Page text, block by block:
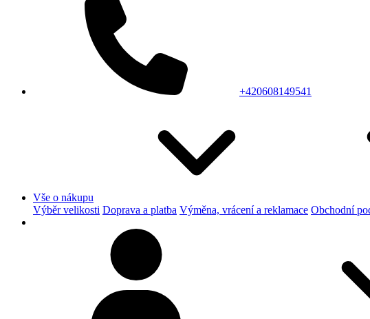
+420608149541
Vše o nákupu
Výběr velikosti Doprava a platba Výměna, vrácení a reklamace Obchodní